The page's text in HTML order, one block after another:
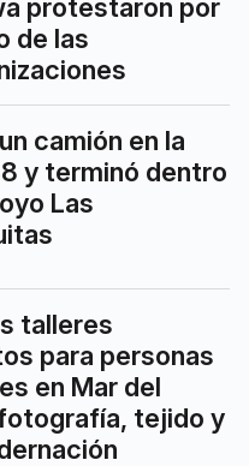
protestaron por
de las
camión en la
y terminó dentro
Las
talleres
para personas
en Mar del
tejido y